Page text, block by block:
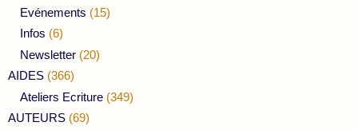
Evénements (15)
Infos (6)
Newsletter (20)
AIDES (366)
Ateliers Ecriture (349)
AUTEURS (69)